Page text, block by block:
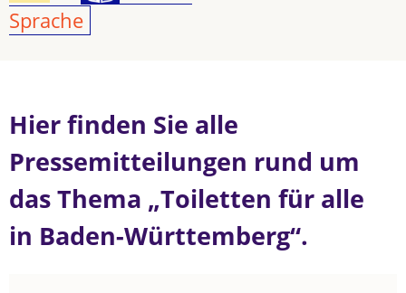
Sprache
Hier finden Sie alle
Pressemitteilungen rund um
das Thema „Toiletten für alle
in Baden-Württemberg“.